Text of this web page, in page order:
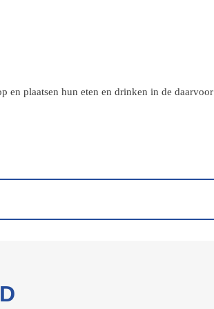
en plaatsen hun eten en drinken in de daarvoor